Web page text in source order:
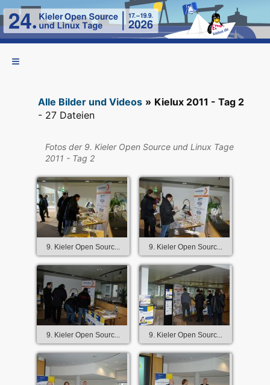
Alle Bilder und Videos » Kielux 2011 - Tag 2
- 27 Dateien
Fotos der 9. Kieler Open Source und Linux Tage
2011 - Tag 2
9. Kieler Open Sourc... 9. Kieler Open Sourc...
9. Kieler Open Sourc... 9. Kieler Open Sourc...